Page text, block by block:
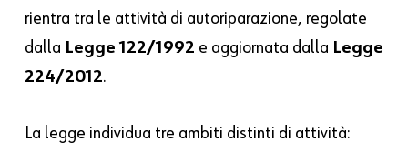
rientra tra le attività di autoriparazione, regolate
dalla Legge 122/1992 e aggiornata dalla Legge
224/2012.
La legge individua tre ambiti distinti di attività: